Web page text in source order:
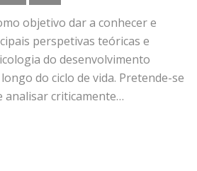
objetivo dar a conhecer e
perspetivas teóricas e
do desenvolvimento
do ciclo de vida. Pretende-se
analisar criticamente